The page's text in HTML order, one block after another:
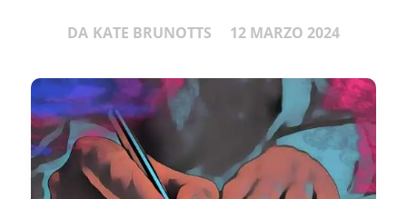
DA KATE BRUNOTTS 12 MARZO 2024